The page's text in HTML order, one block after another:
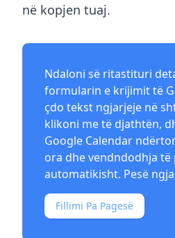
në kopjen tuaj.
Ndaloni së ritastituri
formularin e krijimit të
çdo tekst ngjarjeje në
klikoni me të djathtën,
Google Calendar
ora dhe vendndodhja të
automatikisht. Pesë
Fillimi Pa Pagesë